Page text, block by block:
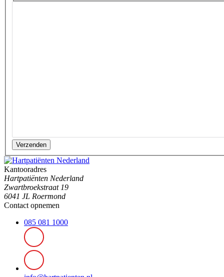
Verzenden
Kantooradres
Hartpatiënten Nederland
Zwartbroekstraat 19
6041 JL Roermond
Contact opnemen
085 081 1000